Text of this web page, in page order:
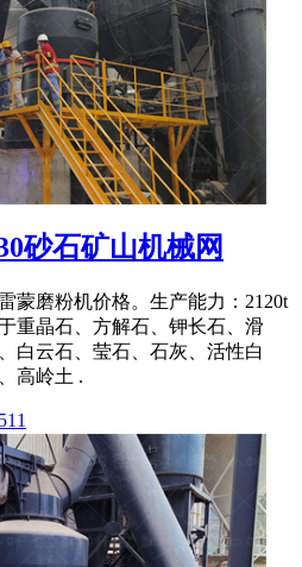
砂石矿山机械网
蒙磨粉机价格。生产能力：2120t
重晶石、方解石、钾长石、滑
白云石、莹石、石灰、活性白
高岭土 .